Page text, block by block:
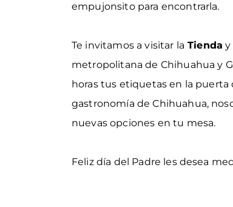
empujonsito para encontrarla.
Te invitamos a visitar la Tienda y
metropolitana de Chihuahua y
horas tus etiquetas en la
gastronomía de Chihuahua,
nuevas opciones en tu mesa.
Feliz día del Padre les desea